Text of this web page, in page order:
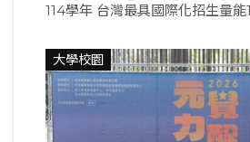
114學年 台灣最具國際化招生量
大學校園